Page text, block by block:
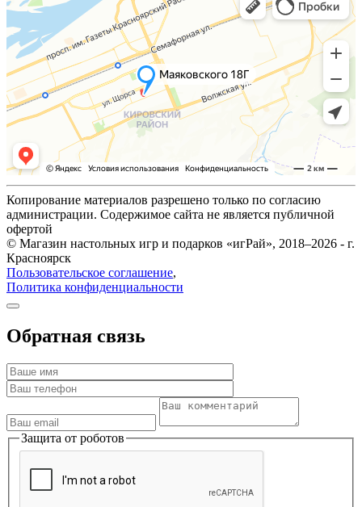
Копирование материалов разрешено только по согласию
администрации. Содержимое сайта не является публичной
офертой
© Магазин настольных игр и подарков «игРай», 2018–2026 - г.
Красноярск
Пользовательское соглашение,
Политика конфиденциальности
Обратная связь
Защита от роботов